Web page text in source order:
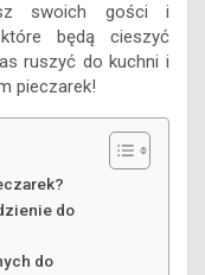
swoich gości i
będą cieszyć
ruszyć do kuchni i
pieczarek!
do
do